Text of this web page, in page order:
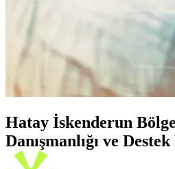
Hatay İskenderun
Danışmanlığı ve